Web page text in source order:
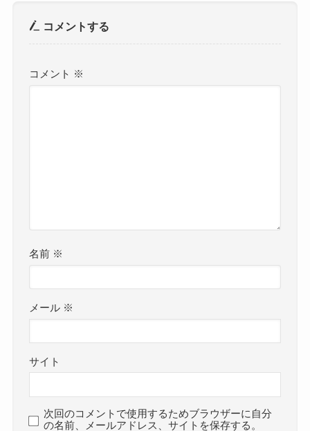
コメントする
コメント ※
名前 ※
メール ※
サイト
次回のコメントで使用するためブラウザーに自分
の名前、メールアドレス、サイトを保存する。